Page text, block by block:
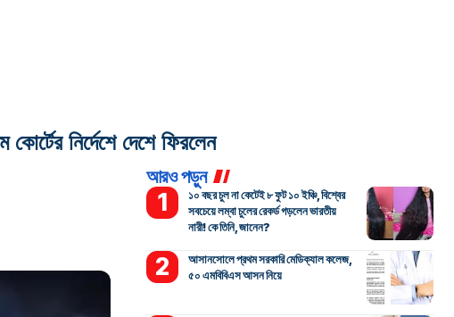
নির্দেশে দেশে ফিরলেন
আরও পড়ুন
১০ বছর চুল না কেটেই ৮ ফুট ১০ ইঞ্চি, বিশ্বের
সবচেয়ে লম্বা চুলের রেকর্ড গড়লেন ভারতীয়
নারী! কে তিনি, জানেন?
আসানসোলে প্রথম সরকারি মেডিক্যাল কলেজ,
৫০ এমবিবিএস আসন নিয়ে